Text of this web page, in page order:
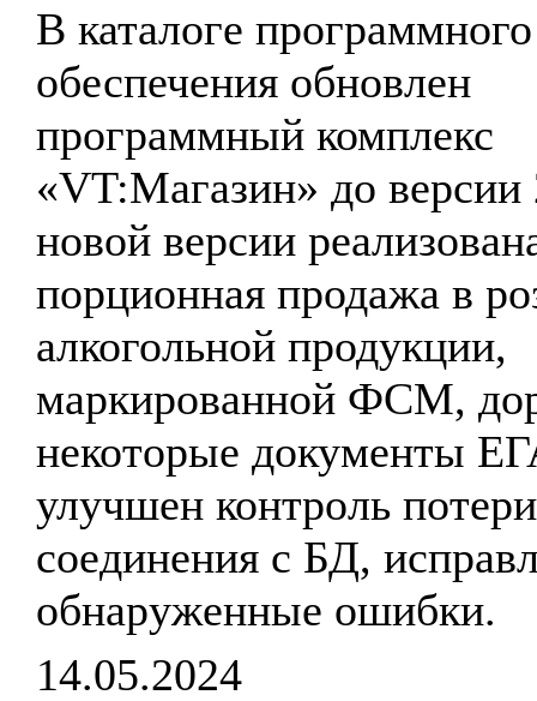
В каталоге программного
обеспечения обновлен
программный комплекс
«VT:Магазин» до
новой версии
порционная продажа в
алкогольной продукции,
маркированной ФСМ,
некоторые документы
улучшен контроль потери
соединения с БД,
обнаруженные ошибки.
14.05.2024